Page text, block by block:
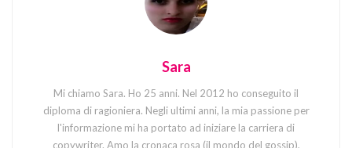
Sara
Mi chiamo Sara. Ho 25 anni. Nel 2012 ho conseguito il
diploma di ragioniera. Negli ultimi anni, la mia passione per
l'informazione mi ha portato ad iniziare la carriera di
copywriter. Amo la cronaca rosa (il mondo del gossip),